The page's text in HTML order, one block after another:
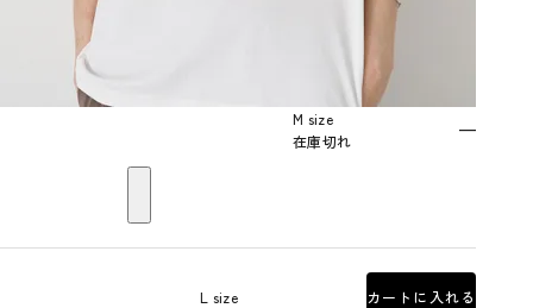
M size
在庫切れ
—
L size カートに入れる